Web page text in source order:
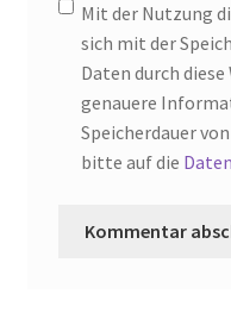
Mit der Nutzung
sich mit der
Daten durch
genauere
Speicherdauer
bitte auf die